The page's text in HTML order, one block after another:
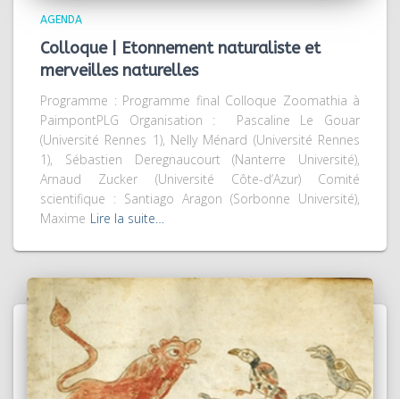
AGENDA
Colloque | Etonnement naturaliste et
merveilles naturelles
Programme : Programme final Colloque Zoomathia à
PaimpontPLG Organisation : Pascaline Le Gouar
(Université Rennes 1), Nelly Ménard (Université Rennes
1), Sébastien Deregnaucourt ­(Nanterre Université),
Arnaud Zucker (Université Côte-d’Azur) Comité
scientifique : Santiago Aragon (Sorbonne Université),
Maxime Lire la suite…